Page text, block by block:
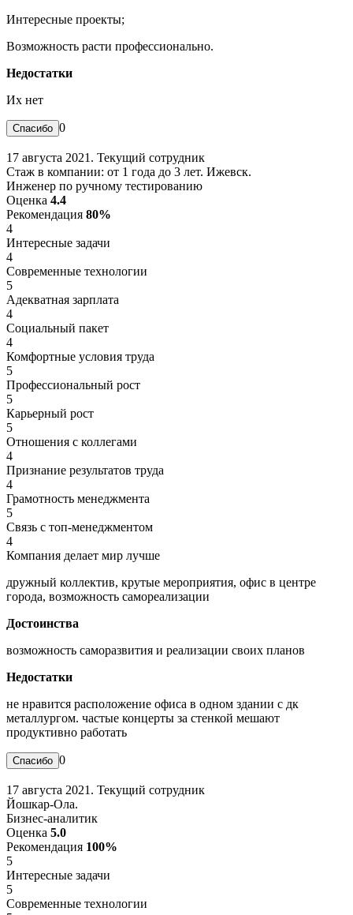
Интересные проекты;
Возможность расти профессионально.
Недостатки
Их нет
0
17 августа 2021. Текущий сотрудник
Стаж в компании: от 1 года до 3 лет. Ижевск.
Инженер по ручному тестированию
Оценка 4.4
Рекомендация 80%
4
Интересные задачи
4
Современные технологии
5
Адекватная зарплата
4
Социальный пакет
4
Комфортные условия труда
5
Профессиональный рост
5
Карьерный рост
5
Отношения с коллегами
4
Признание результатов труда
4
Грамотность менеджмента
5
Связь с топ-менеджментом
4
Компания делает мир лучше
дружный коллектив, крутые мероприятия, офис в центре
города, возможность самореализации
Достоинства
возможность саморазвития и реализации своих планов
Недостатки
не нравится расположение офиса в одном здании с дк
металлургом. частые концерты за стенкой мешают
продуктивно работать
0
17 августа 2021. Текущий сотрудник
Йошкар-Ола.
Бизнес-аналитик
Оценка 5.0
Рекомендация 100%
5
Интересные задачи
5
Современные технологии